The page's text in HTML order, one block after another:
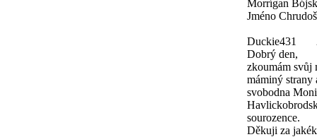
Morrígan
Jméno
Duckie431
Dobrý den,
zkoumám svůj
máminý strany
svobodna
sourozence.
Děkuji za